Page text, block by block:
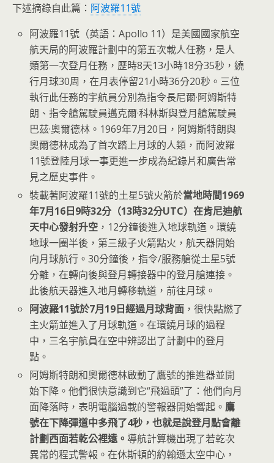
下述摘錄自此篇： 阿波羅11號
阿波羅11號（英語：Apollo 11）是美國國家航空
航天局的阿波羅計劃中的第五次載人任務，是人
類第一次登月任務，歷時8天13小時18分35秒，繞
行月球30周，在月表停留21小時36分20秒。三位
執行此任務的宇航員分別為指令長尼爾·阿姆斯特
朗、指令艙駕駛員邁克爾·科林斯與登月艙駕駛員
巴茲·奧爾德林。1969年7月20日，阿姆斯特朗與
奧爾德林成為了首次踏上月球的人類，而阿波羅
11號登陸月球一事更進一步成為紀錄片和廣告常
見之歷史事件。
裝載著阿波羅11號的土星5號火箭於當地時間1969
年7月16日9時32分（13時32分UTC）在肯尼迪航
天中心發射升空 ，12分鐘後進入地球軌道。環繞
地球一圈半後，第三級子火箭點火，航天器開始
向月球航行。30分鐘後，指令/服務艙從土星5號
分離，在轉向後與登月轉接器中的登月艙連接。
此後航天器進入地月轉移軌道，前往月球。
阿波羅11號於7月19日經過月球背面 ，很快點燃了
主火箭並進入了月球軌道。在環繞月球的過程
中，三名宇航員在空中辨認出了計劃中的登月
點。
阿姆斯特朗和奧爾德林啟動了鷹號的推進器並開
始下降。他們很快意識到它“飛過頭”了：他們向月
面降落時，表明電腦過載的警報器開始響起。 鷹
號在下降彈道中多飛了4秒，也就是說登月點會離
計劃西面若乾公裡遠。 導航計算機出現了若乾次
異常的程式警報。在休斯頓的約翰遜太空中心，